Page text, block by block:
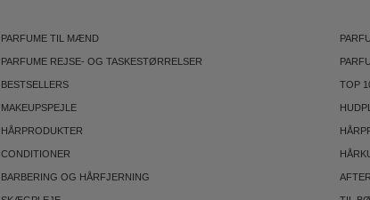
PARFUME TIL MÆND
PARFUME REJSE- OG TASKESTØRRELSER
BESTSELLERS TOP
MAKEUPSPEJLE
HÅRPRODUKTER
CONDITIONER
BARBERING OG HÅRFJERNING